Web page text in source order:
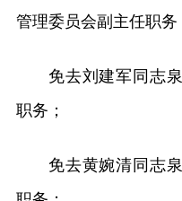
管理委员会副主任职务
免去刘建军同志
职务；
免去黄婉清同志